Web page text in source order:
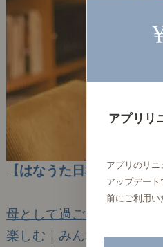
【はなうた日和】長い？
母として過ごす夏休みは
楽しむ｜みんなのエッセイ
アプリリ
アプリのリ
アップデー
前にご利用